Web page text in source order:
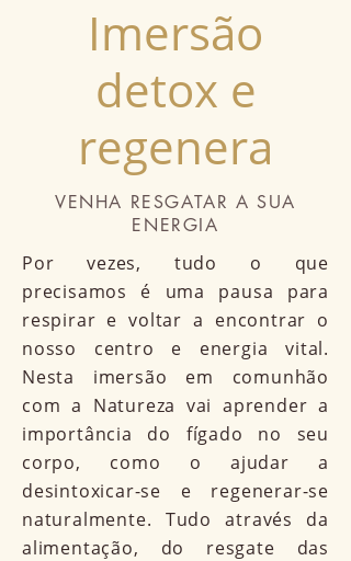
Imersão
detox e
regenera
VENHA RESGATAR A SUA
ENERGIA
Por vezes, tudo o que
precisamos é uma pausa para
respirar e voltar a encontrar o
nosso centro e energia vital.
Nesta imersão em comunhão
com a Natureza vai aprender a
importância do fígado no seu
corpo, como o ajudar a
desintoxicar-se e regenerar-se
naturalmente. Tudo através da
alimentação, do resgate das